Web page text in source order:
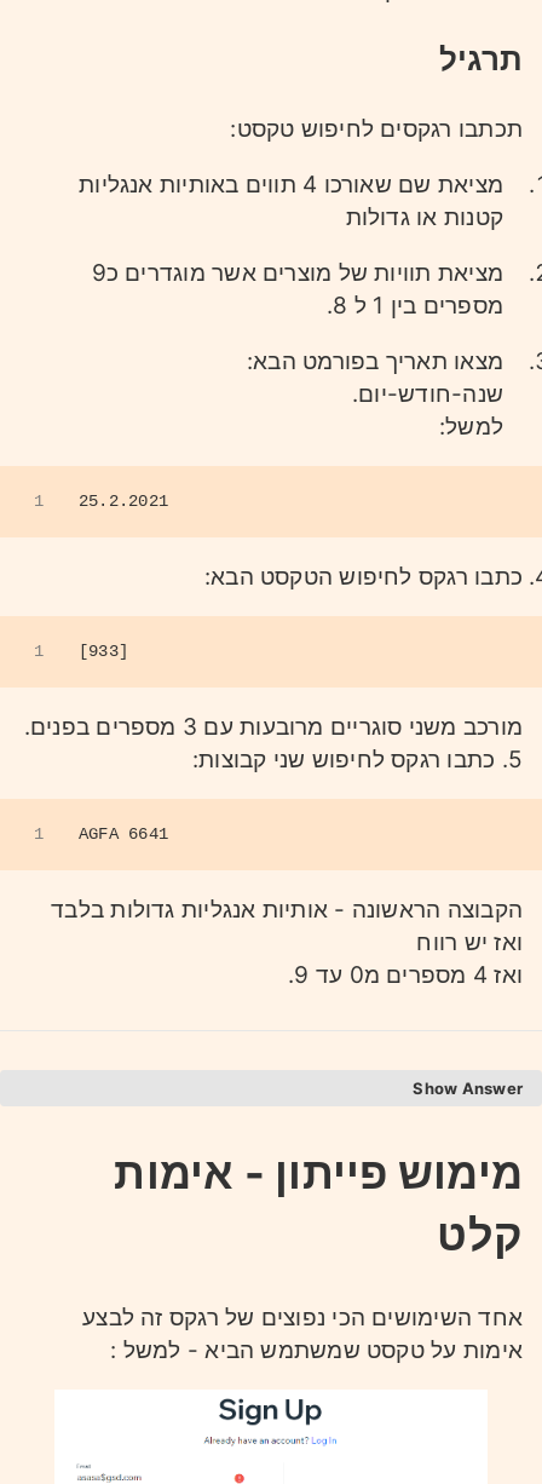
תרגיל
תכתבו רגקסים לחיפוש טקסט:
מציאת שם שאורכו 4 תווים באותיות אנגליות
קטנות או גדולות
מציאת תוויות של מוצרים אשר מוגדרים כ9
מספרים בין 1 ל 8.
מצאו תאריך בפורמט הבא:
שנה-חודש-יום.
למשל:
1 25.2.2021
כתבו רגקס לחיפוש הטקסט הבא:
1 [933]
מורכב משני סוגריים מרובעות עם 3 מספרים בפנים.
5. כתבו רגקס לחיפוש שני קבוצות:
1 AGFA 6641
הקבוצה הראשונה - אותיות אנגליות גדולות בלבד
ואז יש רווח
ואז 4 מספרים מ0 עד 9.
Answer
[1-8]{9}
מימוש פייתון - אימות
קלט
אחד השימושים הכי נפוצים של רגקס זה לבצע
אימות על טקסט שמשתמש הביא - למשל :